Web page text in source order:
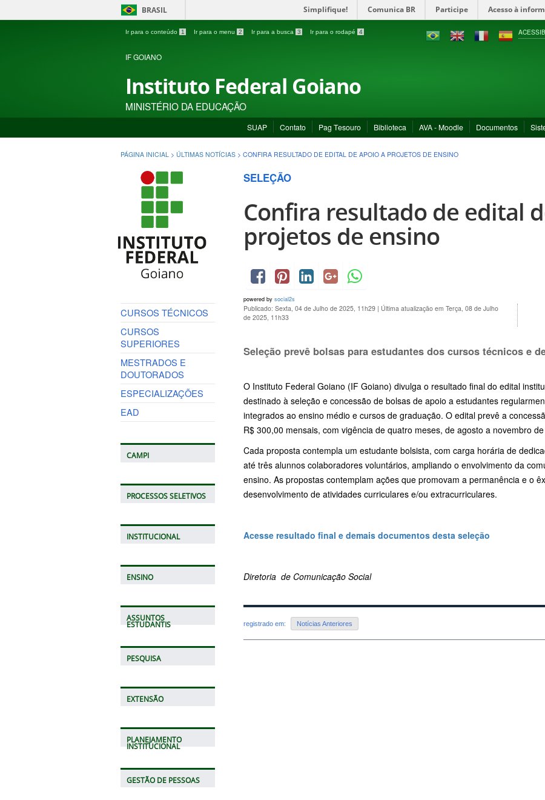
BRASIL Simplifique! Comunica BR Participe Acesso à
Ir para o conteúdo 1 Ir para o menu 2 Ir para a busca 3 Ir para o rodapé 4
IF GOIANO
Instituto Federal Goiano
MINISTÉRIO DA EDUCAÇÃO
SUAP Contato Pag Tesouro Biblioteca AVA - Moodle Documentos
PÁGINA INICIAL > ÚLTIMAS NOTÍCIAS > CONFIRA RESULTADO DE EDITAL DE APOIO A PROJETOS DE ENSINO
CURSOS TÉCNICOS
CURSOS
SUPERIORES
MESTRADOS E
DOUTORADOS
ESPECIALIZAÇÕES
EAD
CAMPI
PROCESSOS SELETIVOS
INSTITUCIONAL
ENSINO
ASSUNTOS
ESTUDANTIS
PESQUISA
EXTENSÃO
PLANEJAMENTO
INSTITUCIONAL
GESTÃO DE PESSOAS
SELEÇÃO
Confira resultado de edital
projetos de ensino
powered by social2s
Publicado: Sexta, 04 de Julho de 2025, 11h29 | Última atualização em Terça, 08 de Julho
de 2025, 11h33
Seleção prevê bolsas para estudantes dos cursos técnicos e
O Instituto Federal Goiano (IF Goiano) divulga o resultado final do edital
destinado à seleção e concessão de bolsas de apoio a estudantes
integrados ao ensino médio e cursos de graduação. O edital prevê a
R$ 300,00 mensais, com vigência de quatro meses, de agosto a novembro
Cada proposta contempla um estudante bolsista, com carga horária de
até três alunnos colaboradores voluntários, ampliando o envolvimento da
ensino. As propostas contemplam ações que promovam a permanência e o
desenvolvimento de atividades curriculares e/ou extracurriculares.
Acesse resultado final e demais documentos desta seleção
Diretoria de Comunicação Social
registrado em: Notícias Anteriores